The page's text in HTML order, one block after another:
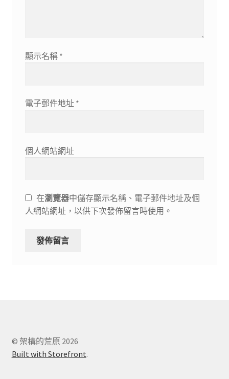
顯示名稱 *
電子郵件地址 *
個人網站網址
在瀏覽器中儲存顯示名稱、電子郵件地址及個
人網站網址，以供下次發佈留言時使用。
© 架構的荒原 2026
Built with Storefront.